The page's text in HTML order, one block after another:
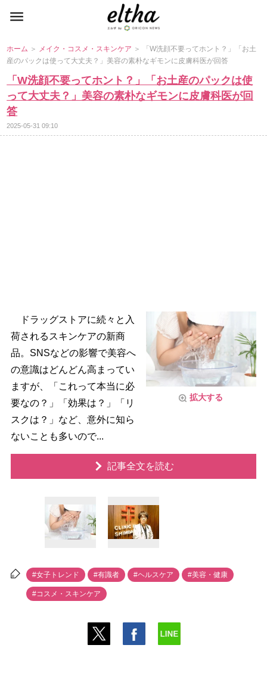
ホーム ＞ メイク・コスメ・スキンケア ＞ 「W洗顔不要ってホント？」「お土
産のパックは使って大丈夫？」美容の素朴なギモンに皮膚科医が回答
「W洗顔不要ってホント？」「お土産のパックは使
って大丈夫？」美容の素朴なギモンに皮膚科医が回
答
2025-05-31 09:10
拡大する
ドラッグストアに続々と入
荷されるスキンケアの新商
品。SNSなどの影響で美容へ
の意識はどんどん高まってい
ますが、「これって本当に必
要なの？」「効果は？」「リ
スクは？」など、意外に知ら
ないことも多いので...
記事全文を読む
#女子トレンド #有識者 #ヘルスケア #美容・健康
#コスメ・スキンケア